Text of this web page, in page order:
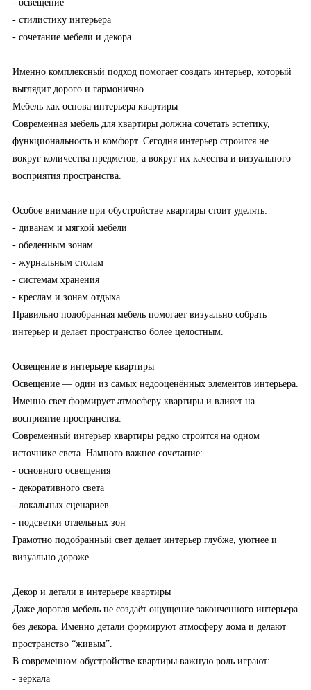
- освещение
- стилистику интерьера
- сочетание мебели и декора
Именно комплексный подход помогает создать интерьер, который
выглядит дорого и гармонично.
Мебель как основа интерьера квартиры
Современная мебель для квартиры должна сочетать эстетику,
функциональность и комфорт. Сегодня интерьер строится не
вокруг количества предметов, а вокруг их качества и визуального
восприятия пространства.
Особое внимание при обустройстве квартиры стоит уделять:
- диванам и мягкой мебели
- обеденным зонам
- журнальным столам
- системам хранения
- креслам и зонам отдыха
Правильно подобранная мебель помогает визуально собрать
интерьер и делает пространство более целостным.
Освещение в интерьере квартиры
Освещение — один из самых недооценённых элементов интерьера.
Именно свет формирует атмосферу квартиры и влияет на
восприятие пространства.
Современный интерьер квартиры редко строится на одном
источнике света. Намного важнее сочетание:
- основного освещения
- декоративного света
- локальных сценариев
- подсветки отдельных зон
Грамотно подобранный свет делает интерьер глубже, уютнее и
визуально дороже.
Декор и детали в интерьере квартиры
Даже дорогая мебель не создаёт ощущение законченного интерьера
без декора. Именно детали формируют атмосферу дома и делают
пространство “живым”.
В современном обустройстве квартиры важную роль играют:
- зеркала